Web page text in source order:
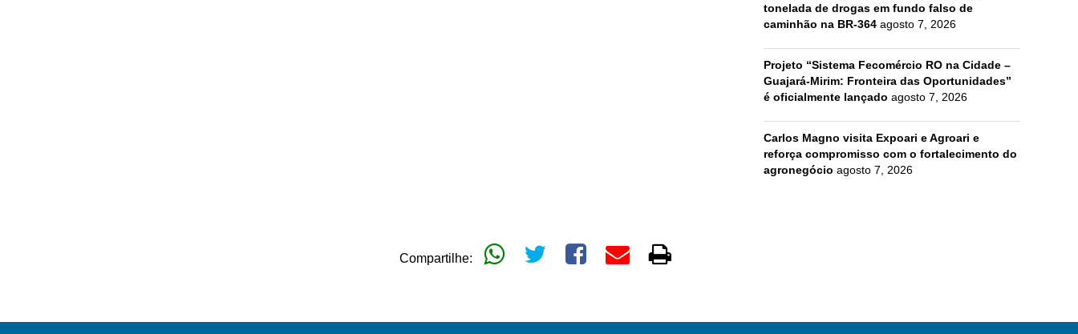
tonelada de drogas em fundo falso de
caminhão na BR-364 agosto 7, 2026
Projeto “Sistema Fecomércio RO na Cidade –
Guajará-Mirim: Fronteira das Oportunidades”
é oficialmente lançado agosto 7, 2026
Carlos Magno visita Expoari e Agroari e
reforça compromisso com o fortalecimento do
agronegócio agosto 7, 2026
Compartilhe: